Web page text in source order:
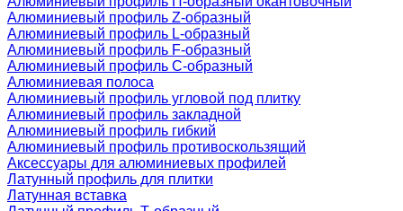
Алюминиевый профиль Z-образный
Алюминиевый профиль L-образный
Алюминиевый профиль F-образный
Алюминиевый профиль C-образный
Алюминиевая полоса
Алюминиевый профиль угловой под плитку
Алюминиевый профиль закладной
Алюминиевый профиль гибкий
Алюминиевый профиль противоскользящий
Аксессуары для алюминиевых профилей
Латунный профиль для плитки
Латунная вставка